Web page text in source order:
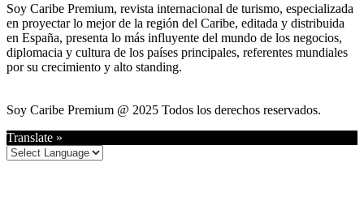
Soy Caribe Premium, revista internacional de turismo, especializada
en proyectar lo mejor de la región del Caribe, editada y distribuida
en España, presenta lo más influyente del mundo de los negocios,
diplomacia y cultura de los países principales, referentes mundiales
por su crecimiento y alto standing.
Soy Caribe Premium @ 2025 Todos los derechos reservados.
Translate »